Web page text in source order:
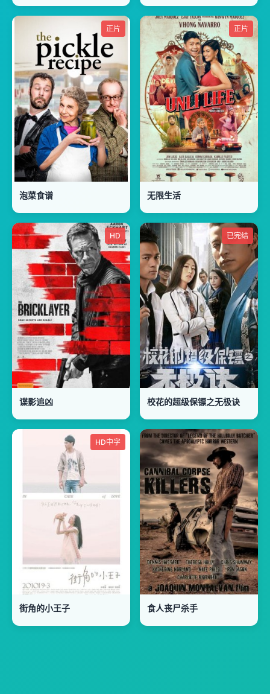
正片
泡菜食谱
正片
无限生活
HD
谍影追凶
已完结
校花的超级保镖之无极诀
HD中字
街角的小王子 食人丧尸杀手